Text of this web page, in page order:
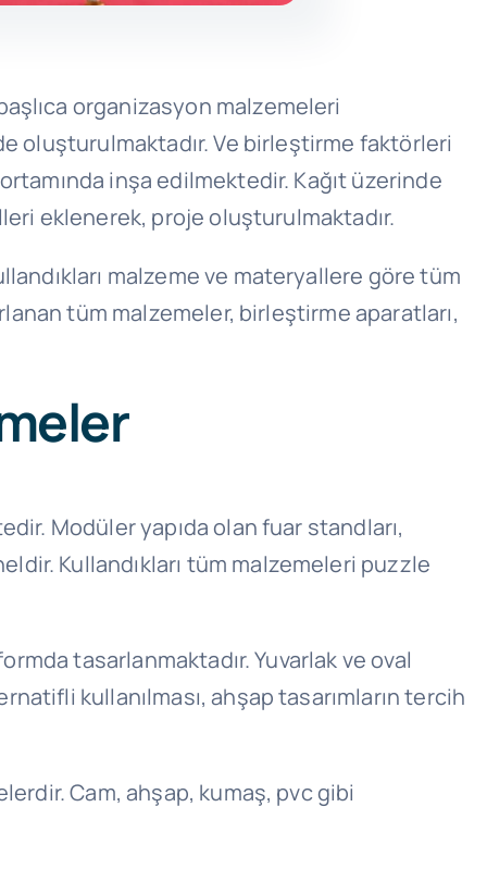
organizasyon malzemeleri
oluşturulmaktadır. Ve birleştirme faktörleri
inşa edilmektedir. Kağıt üzerinde
eklenerek, proje oluşturulmaktadır.
malzeme ve materyallere göre tüm
tüm malzemeler, birleştirme aparatları,
Modüler yapıda olan fuar standları,
Kullandıkları tüm malzemeleri puzzle
tasarlanmaktadır. Yuvarlak ve oval
kullanılması, ahşap tasarımların tercih
Cam, ahşap, kumaş, pvc gibi